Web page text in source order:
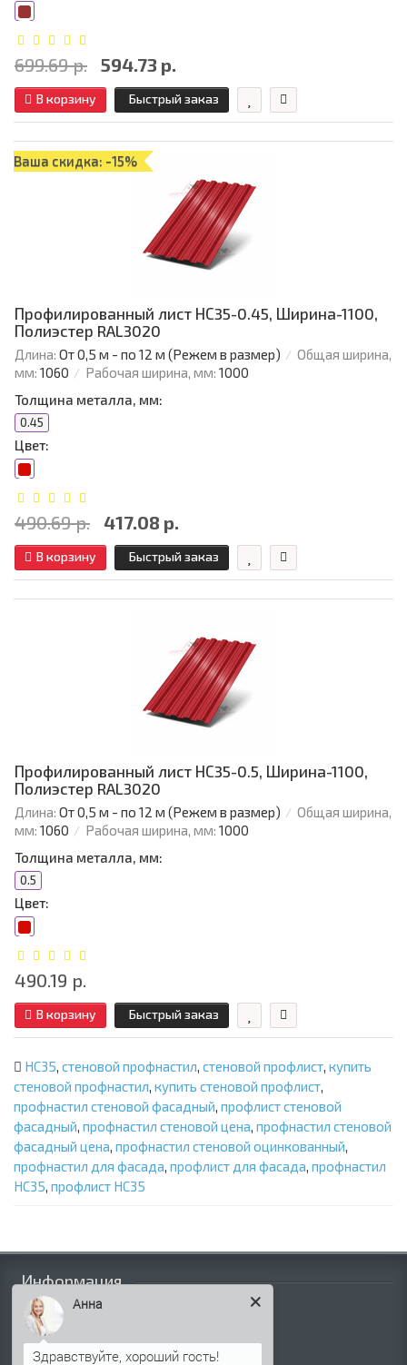
699.69 р. 594.73 р.
В корзину Быстрый заказ
Ваша скидка: -15%
Профилированный лист НС35-0.45, Ширина-1100,
Полиэстер RAL3020
Длина: От 0,5 м - по 12 м (Режем в размер)
Общая ширина,
мм: 1060 Рабочая ширина, мм: 1000
Толщина металла, мм:
0.45
Цвет:
490.69 р. 417.08 р.
В корзину Быстрый заказ
Профилированный лист НС35-0.5, Ширина-1100,
Полиэстер RAL3020
Длина: От 0,5 м - по 12 м (Режем в размер)
Общая ширина,
мм: 1060 Рабочая ширина, мм: 1000
Толщина металла, мм:
0.5
Цвет:
490.19 р.
В корзину Быстрый заказ
НС35, стеновой профнастил, стеновой профлист, купить
стеновой профнастил, купить стеновой профлист,
профнастил стеновой фасадный, профлист стеновой
фасадный, профнастил стеновой цена, профнастил стеновой
фасадный цена, профнастил стеновой оцинкованный,
профнастил для фасада, профлист для фасада, профнастил
НС35, профлист НС35
Информация
Палитра RAL
Информация о компании
Информация о доставке
Анна